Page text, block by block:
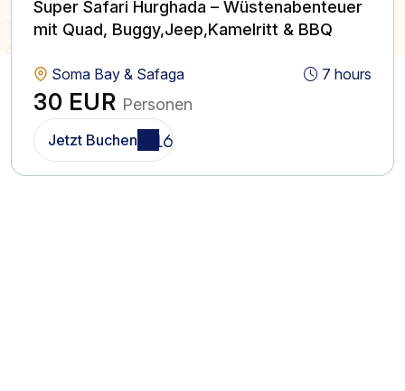
Super Safari Hurghada – Wüstenabenteuer
mit Quad, Buggy,Jeep,Kamelritt & BBQ
Soma Bay & Safaga 7 hours
30 EUR Personen
Jetzt Buchen